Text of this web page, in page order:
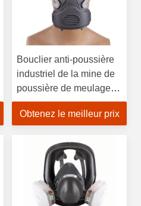
Bouclier anti-poussière
industriel de la mine de
poussière de meulage
de soudage électrique
Obtenez le meilleur prix